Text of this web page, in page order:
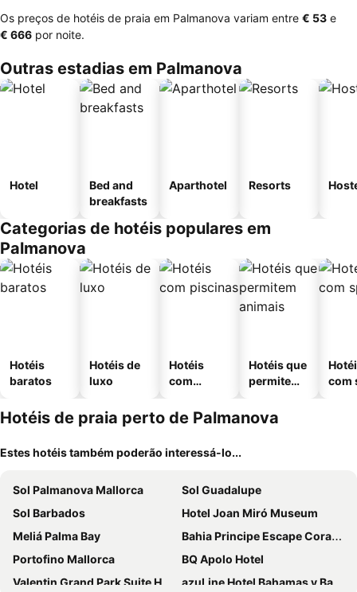
Os preços de hotéis de praia em Palmanova variam entre ‎€ 53 e
‎€ 666 por noite.
Outras estadias em Palmanova
Hotel
Bed and
breakfasts
Aparthotel Resorts
Categorias de hotéis populares em
Palmanova
Hotéis
baratos
Hotéis de
luxo
Hotéis
com
Hotéis que
permitem
com
Hotéis de praia perto de Palmanova
Estes hotéis também poderão interessá-lo...
Sol Palmanova Mallorca
Sol Guadalupe
Sol Barbados
Hotel Joan Miró Museum
Meliá Palma Bay
Bahia Principe Escape Coral Playa +16
Portofino Mallorca
BQ Apolo Hotel
Valentin Grand Park Suite Hotel
azuLine Hotel Bahamas y Bahamas II